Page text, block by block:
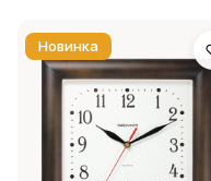
Новинка